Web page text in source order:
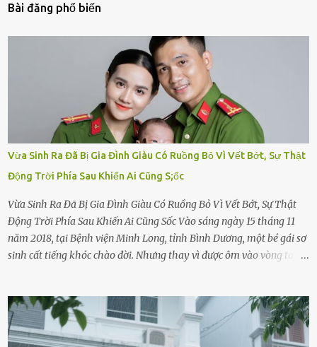
Bài đăng phổ biến
Vừa Sinh Ra Đã Bị Gia Đình Giàu Có Ruồng Bỏ Vì Vết Bớt, Sự Thật
Động Trời Phía Sau Khiến Ai Cũng S;ốc
Vừa Sinh Ra Đã Bị Gia Đình Giàu Có Ruồng Bỏ Vì Vết Bớt, Sự Thật
Động Trời Phía Sau Khiến Ai Cũng Sốc Vào sáng ngày 15 tháng 11
năm 2018, tại Bệnh viện Minh Long, tỉnh Bình Dương, một bé gái sơ
sinh cất tiếng khóc chào đời. Nhưng thay vì được ôm vào vòng tay
hảo, địa vị cao sang của ông Trần Quốc Tùng xem như điềm gở. Ông
Tùng, một doanh nhân quyền lực có tiếng ở Bình Dương, cùng vợ là
bà Đỗ Thị Nga, lập tức ra quyết định nhẫn tâm: bỏ lại đứa trẻ. Họ